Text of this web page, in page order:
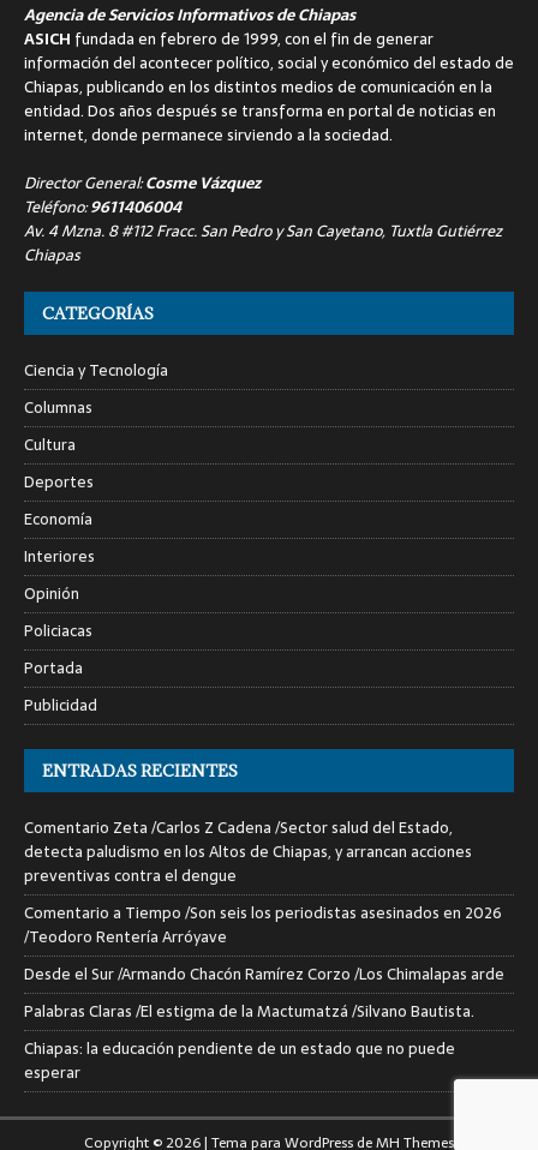
Agencia de Servicios Informativos de Chiapas
ASICH fundada en febrero de 1999, con el fin de generar
información del acontecer político, social y económico del estado de
Chiapas, publicando en los distintos medios de comunicación en la
entidad. Dos años después se transforma en portal de noticias en
internet, donde permanece sirviendo a la sociedad.
Director General:Cosme Vázquez
Teléfono:9611406004
Av. 4 Mzna. 8 #112 Fracc. San Pedro y San Cayetano, Tuxtla Gutiérrez
Chiapas
CATEGORÍAS
Ciencia y Tecnología
Columnas
Cultura
Deportes
Economía
Interiores
Opinión
Policiacas
Portada
Publicidad
ENTRADAS RECIENTES
Comentario Zeta /Carlos Z Cadena /Sector salud del Estado,
detecta paludismo en los Altos de Chiapas, y arrancan acciones
preventivas contra el dengue
Comentario a Tiempo /Son seis los periodistas asesinados en 2026
/Teodoro Rentería Arróyave
Desde el Sur /Armando Chacón Ramírez Corzo /Los Chimalapas arde
Palabras Claras /El estigma de la Mactumatzá /Silvano Bautista.
Chiapas: la educación pendiente de un estado que no puede
esperar
Copyright © 2026 | Tema para WordPress deMH Themes